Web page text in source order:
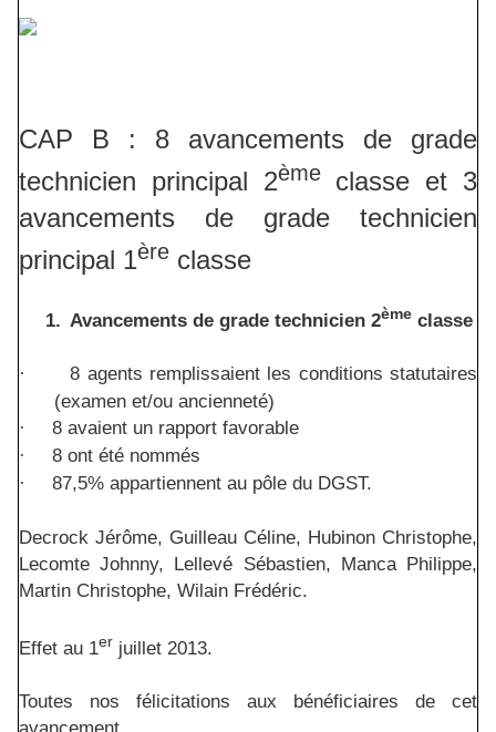
CAP B : 8 avancements de grade
technicien principal 2èmeclasse et 3
avancements de grade technicien
principal 1ère classe
1. Avancements de grade technicien 2ème classe
·
8 agents remplissaient les conditions statutaires
(examen et/ou ancienneté)
· 8 avaient un rapport favorable
· 8 ont été nommés
· 87,5% appartiennent au pôle du DGST.
Decrock Jérôme, Guilleau Céline, Hubinon Christophe,
Lecomte Johnny, Lellevé Sébastien, Manca Philippe,
Martin Christophe, Wilain Frédéric.
Effet au 1er juillet 2013.
Toutes nos félicitations aux bénéficiaires de cet